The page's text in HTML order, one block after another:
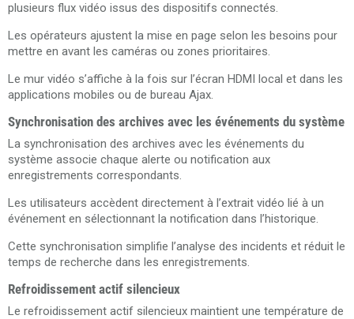
plusieurs flux vidéo issus des dispositifs connectés.
Les opérateurs ajustent la mise en page selon les besoins pour
mettre en avant les caméras ou zones prioritaires.
Le mur vidéo s’affiche à la fois sur l’écran HDMI local et dans les
applications mobiles ou de bureau Ajax.
Synchronisation des archives avec les événements du système
La synchronisation des archives avec les événements du
système associe chaque alerte ou notification aux
enregistrements correspondants.
Les utilisateurs accèdent directement à l’extrait vidéo lié à un
événement en sélectionnant la notification dans l’historique.
Cette synchronisation simplifie l’analyse des incidents et réduit le
temps de recherche dans les enregistrements.
Refroidissement actif silencieux
Le refroidissement actif silencieux maintient une température de